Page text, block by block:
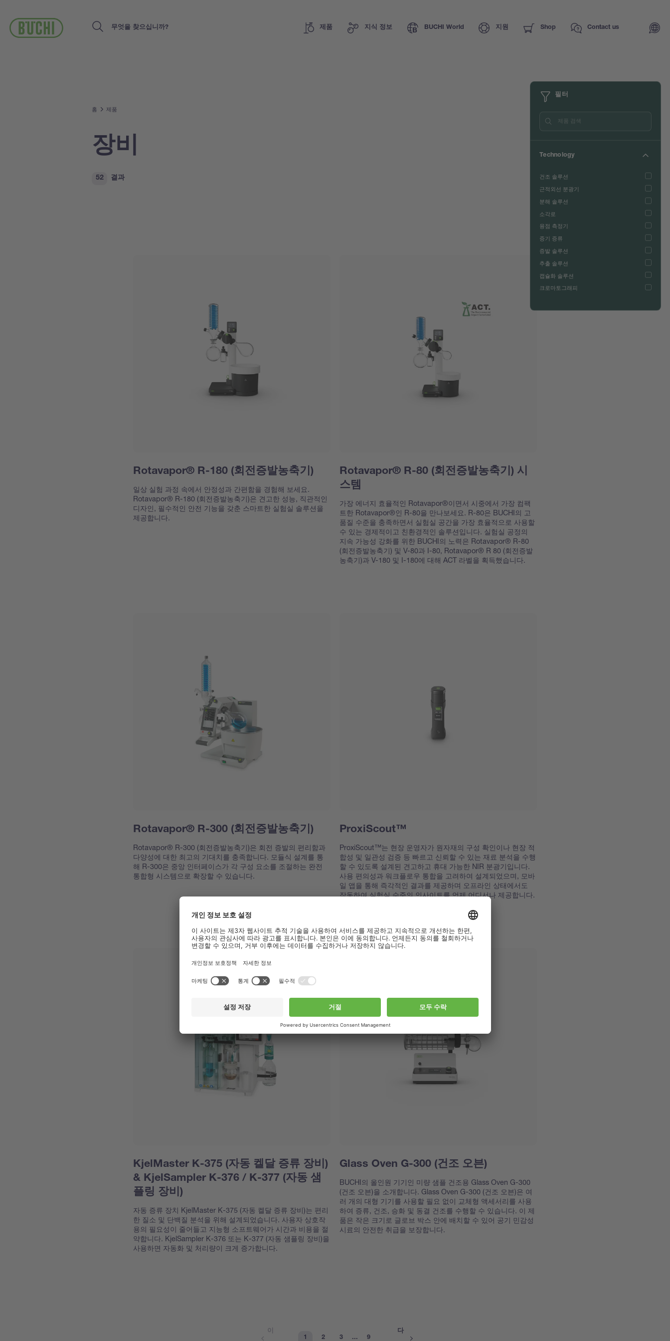
Search
제품 지식 정보 BUCHI World 지원 Shop Contact us
필터
Technology
건조 솔루션
근적외선 분광기
분해 솔루션
소각로
융점 측정기
증기 증류
증발 솔루션
추출 솔루션
캡슐화 솔루션
크로마토그래피
홈 제품
장비
결과
52
Rotavapor® R-180 (회전증발농축기)
일상 실험 과정 속에서 안정성과 간편함을 경험해 보세요.
Rotavapor® R-180 (회전증발농축기)은 견고한 성능, 직관적인
디자인, 필수적인 안전 기능을 갖춘 스마트한 실험실 솔루션을
제공합니다.
Rotavapor® R-80 (회전증발농축기) 시
스템
가장 에너지 효율적인 Rotavapor®이면서 시중에서 가장 컴팩
트한 Rotavapor®인 R-80을 만나보세요. R-80은 BUCHI의 고
품질 수준을 충족하면서 실험실 공간을 가장 효율적으로 사용할
수 있는 경제적이고 친환경적인 솔루션입니다. 실험실 공정의
지속 가능성 강화를 위한 BUCHI의 노력은 Rotavapor® R-80
(회전증발농축기) 및 V-80과 I-80, Rotavapor® R 80 (회전증발
농축기)과 V-180 및 I-180에 대해 ACT 라벨을 획득했습니다.
Rotavapor® R-300 (회전증발농축기)
Rotavapor® R-300 (회전증발농축기)은 회전 증발의 편리함과
다양성에 대한 최고의 기대치를 충족합니다. 모듈식 설계를 통
해 R-300은 중앙 인터페이스가 각 구성 요소를 조절하는 완전
통합형 시스템으로 확장할 수 있습니다.
ProxiScout™
ProxiScout™는 현장 운영자가 원자재의 구성 확인이나 현장 적
합성 및 일관성 검증 등 빠르고 신뢰할 수 있는 재료 분석을 수행
할 수 있도록 설계된 견고하고 휴대 가능한 NIR 분광기입니다.
사용 편의성과 워크플로우 통합을 고려하여 설계되었으며, 모바
일 앱을 통해 즉각적인 결과를 제공하며 오프라인 상태에서도
작동하여 실험실 수준의 인사이트를 언제 어디서나 제공합니다.
KjelMaster K-375 (자동 켈달 증류 장비)
& KjelSampler K-376 / K-377 (자동 샘
플링 장비)
자동 증류 장치 KjelMaster K-375 (자동 켈달 증류 장비)는 편리
한 질소 및 단백질 분석을 위해 설계되었습니다. 사용자 상호작
용의 필요성이 줄어들고 지능형 소프트웨어가 시간과 비용을 절
약합니다. KjelSampler K-376 또는 K-377 (자동 샘플링 장비)을
사용하면 자동화 및 처리량이 크게 증가합니다.
Glass Oven G-300 (건조 오븐)
BUCHI의 올인원 기기인 미량 샘플 건조용 Glass Oven G-300
(건조 오븐)을 소개합니다. Glass Oven G-300 (건조 오븐)은 여
러 개의 대형 기기를 사용할 필요 없이 교체형 액세서리를 사용
하여 증류, 건조, 승화 및 동결 건조를 수행할 수 있습니다. 이 제
품은 작은 크기로 글로브 박스 안에 배치할 수 있어 공기 민감성
시료의 안전한 취급을 보장합니다.
이
1
2 3 ... 9
다